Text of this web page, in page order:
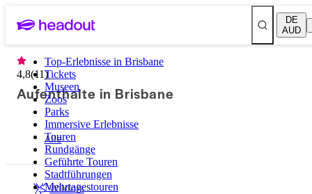
DE
AUD
Top-Erlebnisse in Brisbane
Tickets
Museen
Zoos
Parks
Immersive Erlebnisse
Touren
Rundgänge
Geführte Touren
Stadtführungen
Mehrtagestouren
4,8(11)
Aufenthalte in Brisbane
Alle
Wildnis